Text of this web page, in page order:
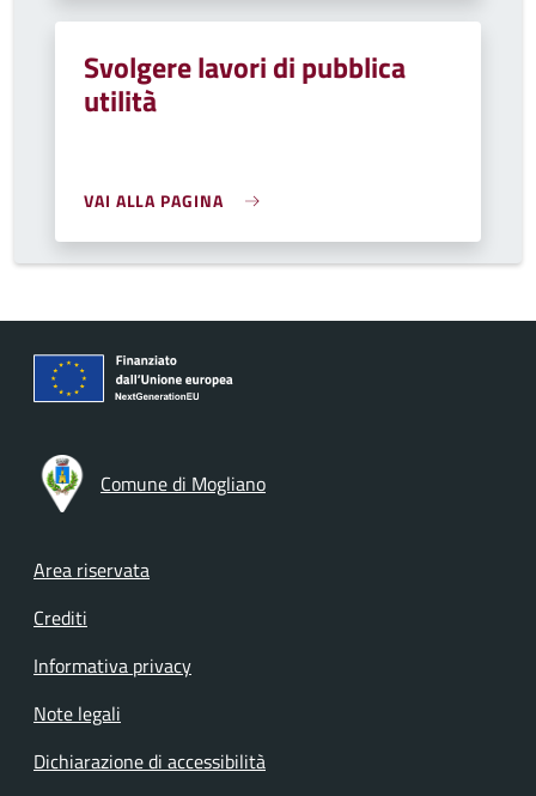
Svolgere lavori di pubblica
utilità
VAI ALLA PAGINA
Comune di Mogliano
Footer menu
Area riservata
Crediti
Informativa privacy
Note legali
Dichiarazione di accessibilità